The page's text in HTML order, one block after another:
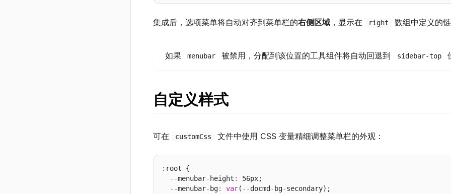
集成后，选项菜单将自动对齐到菜单栏的右侧区域 ，显示在 right 数组中定义的链
如果 menubar 被禁用，分配到该位置的工具组件将自动回退到 sidebar-top
自定义样式
可在 customCss 文件中使用 CSS 变量精细调整菜单栏的外观：
: root {
--menubar- height :
56px;
--menubar- bg: var( --docmd - bg-secondary);